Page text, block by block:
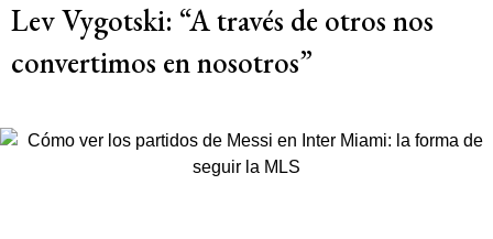
Lev Vygotski: “A través de otros nos
convertimos en nosotros”